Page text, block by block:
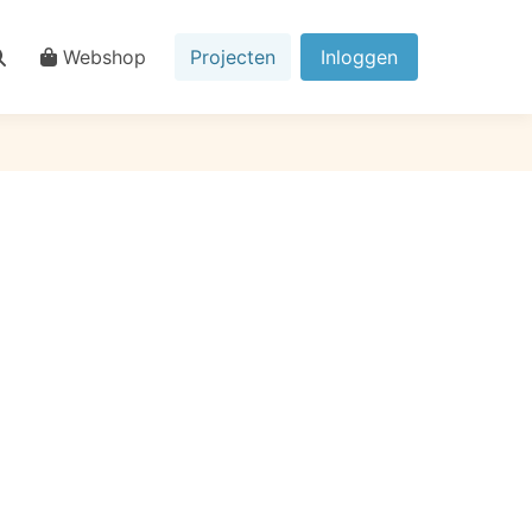
Webshop Projecten Inloggen